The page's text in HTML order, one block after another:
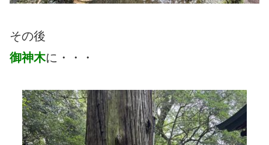
その後
御神木に・・・